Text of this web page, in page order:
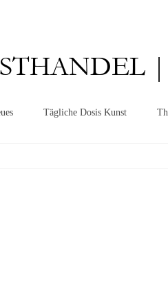
Tägliche Dosis Kunst